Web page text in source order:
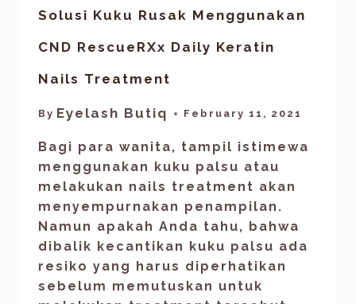
Solusi Kuku Rusak Menggunakan
CND RescueRXx Daily Keratin
Nails Treatment
By Eyelash Butiq February 11, 2021
Bagi para wanita, tampil istimewa
menggunakan kuku palsu atau
melakukan nails treatment akan
menyempurnakan penampilan.
Namun apakah Anda tahu, bahwa
dibalik kecantikan kuku palsu ada
resiko yang harus diperhatikan
sebelum memutuskan untuk